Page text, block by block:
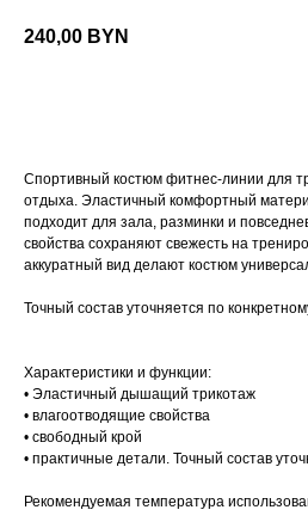
240,00 BYN
Спортивный костюм фитнес-линии для
отдыха. Эластичный комфортный
подходит для зала, разминки и
свойства сохраняют свежесть на
аккуратный вид делают костюм
Точный состав уточняется по
Характеристики и функции:
• Эластичный дышащий трикотаж
• влагоотводящие свойства
• свободный крой
• практичные детали. Точный состав
Рекомендуемая температура